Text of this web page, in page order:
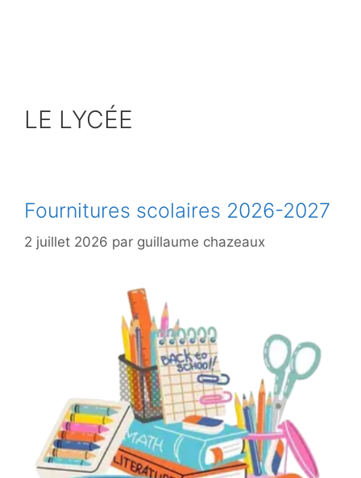
LE LYCÉE
Fournitures scolaires 2026-2027
2 juillet 2026 par guillaume chazeaux